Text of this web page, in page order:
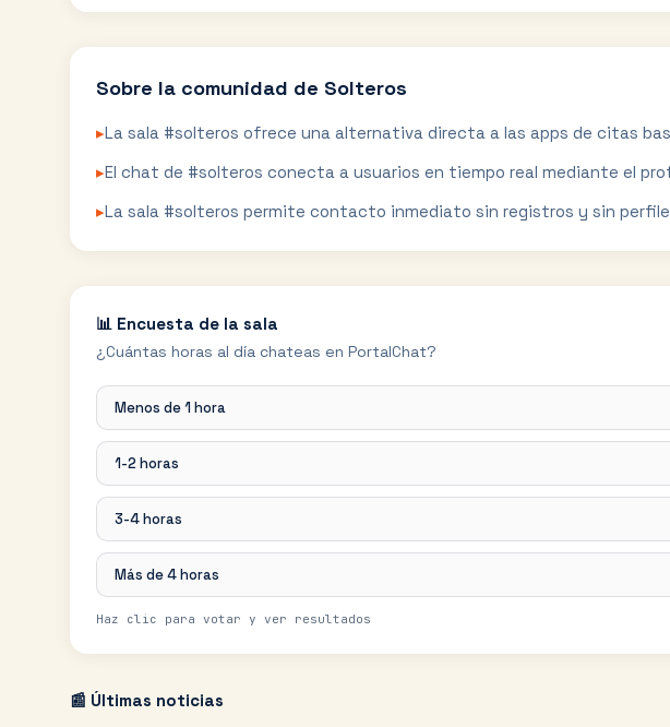
Sobre la comunidad de Solteros
▸La sala #solteros ofrece una alternativa directa a las apps de citas
▸El chat de #solteros conecta a usuarios en tiempo real mediante el
▸La sala #solteros permite contacto inmediato sin registros y sin
📊 Encuesta de la sala
¿Cuántas horas al día chateas en PortalChat?
Menos de 1 hora
1-2 horas
3-4 horas
Más de 4 horas
Haz clic para votar y ver resultados
📰 Últimas noticias